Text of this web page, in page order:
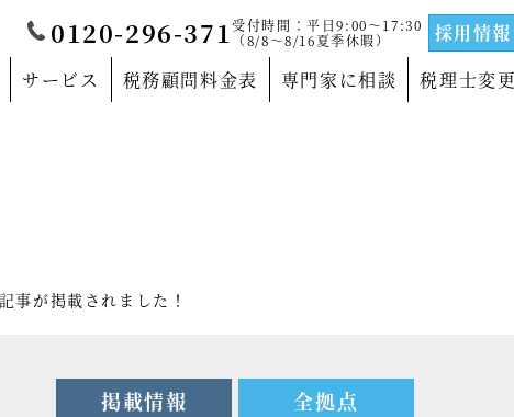
0120-296-371受付時間：平日9:00～17:30
（8/8～8/16夏季休暇）
採用情報
サービス 税務顧問料金表 専門家に相談 税理士変
ルティングの専門家
専門家
事務所紹介
事が掲載されました！
掲載情報 全拠点